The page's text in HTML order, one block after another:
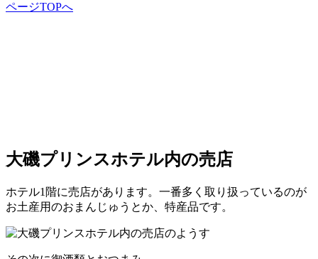
ページTOPへ
大磯プリンスホテル内の売店
ホテル1階に売店があります。一番多く取り扱っているのが
お土産用のおまんじゅうとか、特産品です。